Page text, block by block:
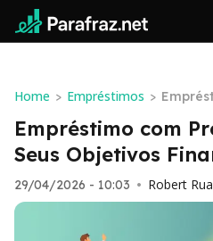
Home > Empréstimos >
e Seus
Empréstimo com
Seus Objetivos
29/04/2026 - 10:03 • Robert